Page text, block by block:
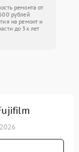
ремонта от
рублей
на ремонт и
до 3х лет